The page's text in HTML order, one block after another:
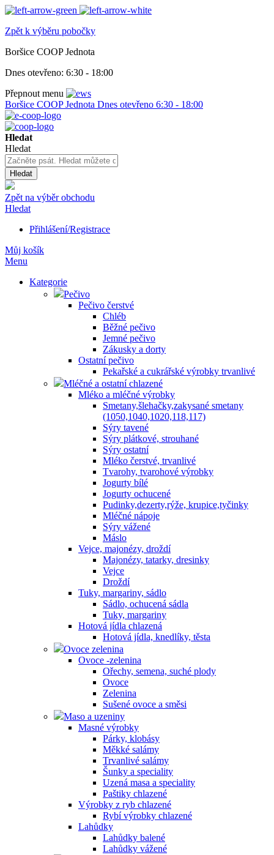
Zpět k výběru pobočky
Boršice COOP Jednota
Dnes otevřeno: 6:30 - 18:00
Přepnout menu
Boršice COOP Jednota Dnes otevřeno 6:30 - 18:00
Hledat
Hledat
Hledat
Zpět na výběr obchodu
Hledat
Přihlášení/Registrace
Můj košík
Menu
Kategorie
Pečivo
Pečivo čerstvé
Chléb
Běžné pečivo
Jemné pečivo
Zákusky a dorty
Ostatní pečivo
Pekařské a cukrářské výrobky trvanlivé
Mléčné a ostatní chlazené
Mléko a mléčné výrobky
Smetany,šlehačky,zakysané smetany
(1050,1040,1020,118,117)
Sýry tavené
Sýry plátkové, strouhané
Sýry ostatní
Mléko čerstvé, trvanlivé
Tvarohy, tvarohové výrobky
Jogurty bílé
Jogurty ochucené
Pudinky,dezerty,rýže, krupice,tyčinky
Mléčné nápoje
Sýry vážené
Máslo
Vejce, majonézy, droždí
Majonézy, tatarky, dresinky
Vejce
Droždí
Tuky, margariny, sádlo
Sádlo, ochucená sádla
Tuky, margariny
Hotová jídla chlazená
Hotová jídla, knedlíky, těsta
Ovoce zelenina
Ovoce -zelenina
Ořechy, semena, suché plody
Ovoce
Zelenina
Sušené ovoce a směsi
Maso a uzeniny
Masné výrobky
Párky, klobásy
Měkké salámy
Trvanlivé salámy
Šunky a speciality
Uzená masa a speciality
Paštiky chlazené
Výrobky z ryb chlazené
Rybí výrobky chlazené
Lahůdky
Lahůdky balené
Lahůdky vážené